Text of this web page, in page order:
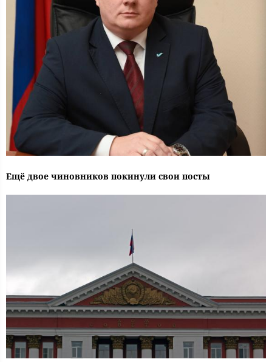
Ещё двое чиновников покинули свои посты